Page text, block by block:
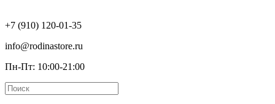
+7 (910) 120-01-35
info@rodinastore.ru
Пн-Пт: 10:00-21:00